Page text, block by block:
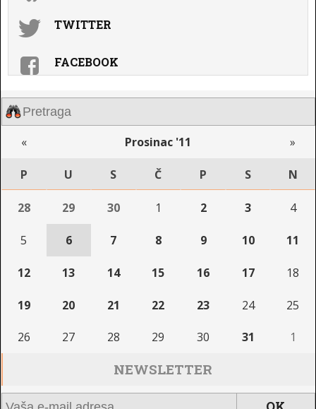
TWITTER
FACEBOOK
« Prosinac '11 »
P U S Č P S N
28 29 30 1 2 3 4
5 6 7 8 9 10 11
12 13 14 15 16 17 18
19 20 21 22 23 24 25
26 27 28 29 30 31 1
NEWSLETTER